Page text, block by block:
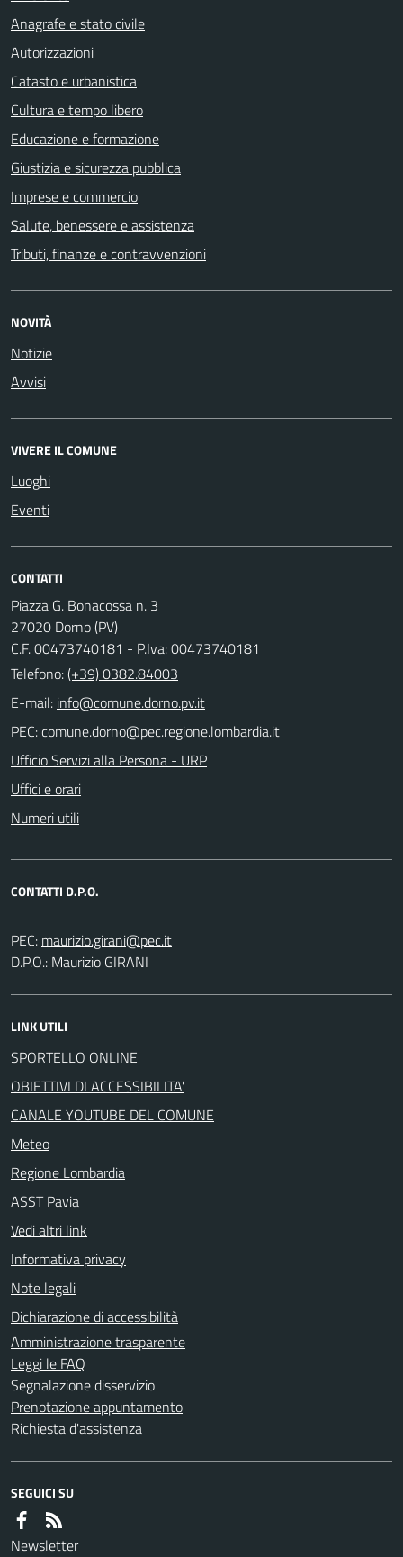
Anagrafe e stato civile
Autorizzazioni
Catasto e urbanistica
Cultura e tempo libero
Educazione e formazione
Giustizia e sicurezza pubblica
Imprese e commercio
Salute, benessere e assistenza
Tributi, finanze e contravvenzioni
NOVITÀ
Notizie
Avvisi
VIVERE IL COMUNE
Luoghi
Eventi
CONTATTI
Piazza G. Bonacossa n. 3
27020 Dorno (PV)
C.F. 00473740181 - P.Iva: 00473740181
Telefono:(+39) 0382.84003
E-mail:
PEC:
Ufficio Servizi alla Persona - URP
Uffici e orari
Numeri utili
CONTATTI D.P.O.
PEC:
D.P.O.: Maurizio GIRANI
LINK UTILI
SPORTELLO ONLINE
OBIETTIVI DI ACCESSIBILITA'
CANALE YOUTUBE DEL COMUNE
Meteo
Regione Lombardia
ASST Pavia
Vedi altri link
Informativa privacy
Note legali
Dichiarazione di accessibilità
Amministrazione trasparente
Leggi le FAQ
Segnalazione disservizio
Prenotazione appuntamento
Richiesta d'assistenza
SEGUICI SU
Newsletter